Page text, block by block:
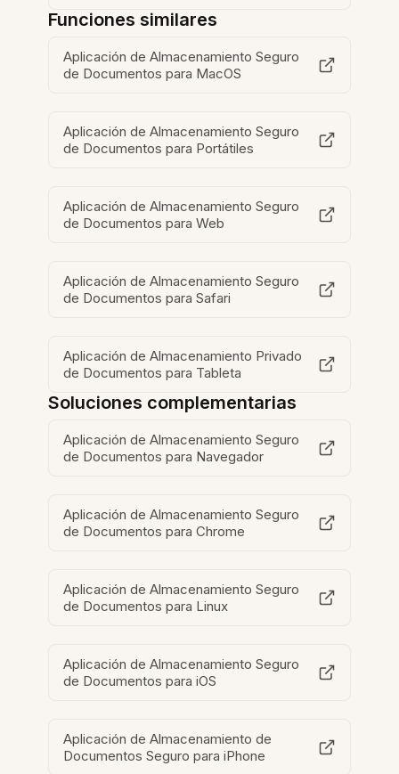
Funciones similares
Aplicación de Almacenamiento Seguro
de Documentos para MacOS
Aplicación de Almacenamiento Seguro
de Documentos para Portátiles
Aplicación de Almacenamiento Seguro
de Documentos para Web
Aplicación de Almacenamiento Seguro
de Documentos para Safari
Aplicación de Almacenamiento Privado
de Documentos para Tableta
Soluciones complementarias
Aplicación de Almacenamiento Seguro
de Documentos para Navegador
Aplicación de Almacenamiento Seguro
de Documentos para Chrome
Aplicación de Almacenamiento Seguro
de Documentos para Linux
Aplicación de Almacenamiento Seguro
de Documentos para iOS
Aplicación de Almacenamiento de
Documentos Seguro para iPhone